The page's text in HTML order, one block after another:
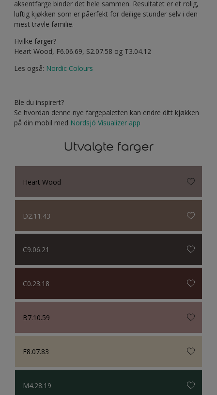
aksentfarge binder det hele sammen. Resultatet er et rolig,
luftig kjøkken som er påerfekt for deilige stunder selv i den
mest travle familie.
Hvilke farger?
Heart Wood, F6.06.69, S2.07.58 og T3.04.12
Les også: Nordic Colours
Ble du inspirert?
Se hvordan denne nye fargepaletten kan endre ditt kjøkken
på din mobil med Nordsjö Visualizer app
Utvalgte farger
Heart Wood
D2.11.43
C9.06.21
C0.23.18
B7.10.59
F8.07.83
M4.28.19